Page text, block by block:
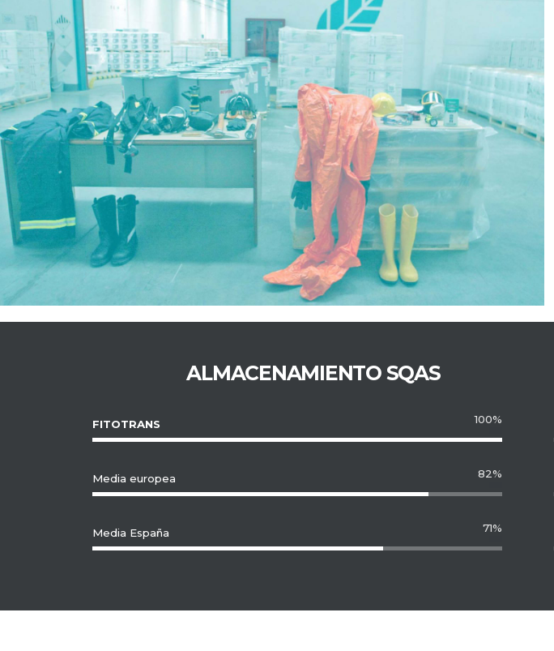
ALMACENAMIENTO SQAS
FITOTRANS 100%
Media europea 82%
Media España 71%